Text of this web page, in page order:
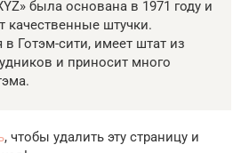
была основана в 1971 году и
качественные штучки.
Готэм-сити, имеет штат из
и приносит много
, чтобы удалить эту страницу и